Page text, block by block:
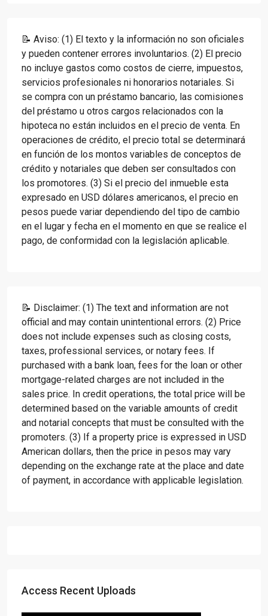
📝 Aviso: (1) El texto y la información no son oficiales
y pueden contener errores involuntarios. (2) El precio
no incluye gastos como costos de cierre, impuestos,
servicios profesionales ni honorarios notariales. Si
se compra con un préstamo bancario, las comisiones
del préstamo u otros cargos relacionados con la
hipoteca no están incluidos en el precio de venta. En
operaciones de crédito, el precio total se determinará
en función de los montos variables de conceptos de
crédito y notariales que deben ser consultados con
los promotores. (3) Si el precio del inmueble esta
expresado en USD dólares americanos, el precio en
pesos puede variar dependiendo del tipo de cambio
en el lugar y fecha en el momento en que se realice el
pago, de conformidad con la legislación aplicable.
📝 Disclaimer: (1) The text and information are not
official and may contain unintentional errors. (2) Price
does not include expenses such as closing costs,
taxes, professional services, or notary fees. If
purchased with a bank loan, fees for the loan or other
mortgage-related charges are not included in the
sales price. In credit operations, the total price will be
determined based on the variable amounts of credit
and notarial concepts that must be consulted with the
promoters. (3) If a property price is expressed in USD
American dollars, then the price in pesos may vary
depending on the exchange rate at the place and date
of payment, in accordance with applicable legislation.
Access Recent Uploads